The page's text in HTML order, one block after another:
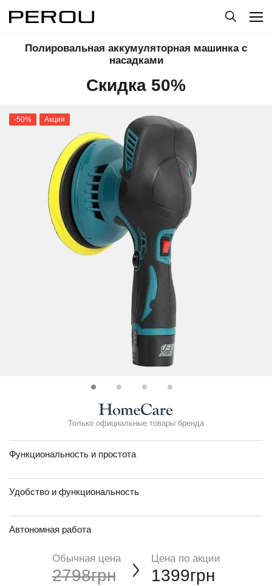
Полировальная аккумуляторная машинка с
насадками
Скидка 50%
-50% Акция
Только официальные товары бренда
Функциональность и простота
Удобство и функциональность
Автономная работа
Обычная цена
2798грн
Цена по акции
1399грн